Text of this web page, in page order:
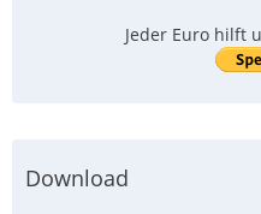
Jeder Euro hilft
Download